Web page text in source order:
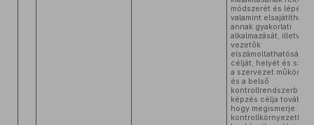
módszerét és
valamint elsajátíthatja
annak gyakorlati
alkalmazását, illetve a
vezetők
célját, helyét és
a szervezet
és a belső
kontrollrendszerben.
képzés célja továbbá,
hogy megismerje: a
kontrollkörnyezettel,